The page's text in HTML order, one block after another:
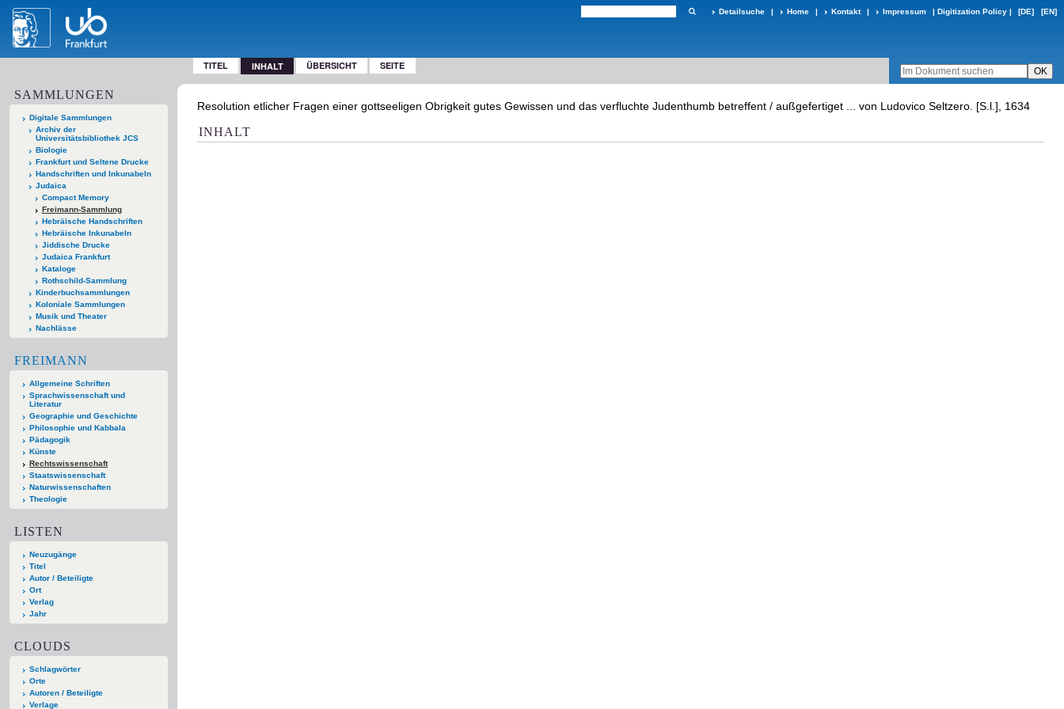
Detailsuche | Home | Kontakt | Impressum | Digitization Policy | [DE] [EN]
TITEL INHALT ÜBERSICHT SEITE
SAMMLUNGEN
Digitale Sammlungen
Archiv der
Universitätsbibliothek JCS
Biologie
Frankfurt und Seltene Drucke
Handschriften und Inkunabeln
Judaica
Compact Memory
Freimann-Sammlung
Hebräische Handschriften
Hebräische Inkunabeln
Jiddische Drucke
Judaica Frankfurt
Kataloge
Rothschild-Sammlung
Kinderbuchsammlungen
Koloniale Sammlungen
Musik und Theater
Nachlässe
FREIMANN
Allgemeine Schriften
Sprachwissenschaft und
Literatur
Geographie und Geschichte
Philosophie und Kabbala
Pädagogik
Künste
Rechtswissenschaft
Staatswissenschaft
Naturwissenschaften
Theologie
LISTEN
Neuzugänge
Titel
Autor / Beteiligte
Ort
Verlag
Jahr
CLOUDS
Schlagwörter
Orte
Autoren / Beteiligte
Verlage
Resolution etlicher Fragen einer gottseeligen Obrigkeit gutes Gewissen und das verfluchte Judenthumb betreffent / außgefertiget ... von Ludovico Seltzero. [S.l.], 1634
INHALT